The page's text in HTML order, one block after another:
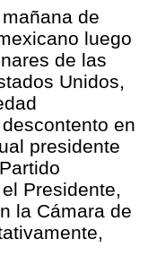
de
luego
de las
Unidos,
en
presidente
Presidente,
la Cámara de